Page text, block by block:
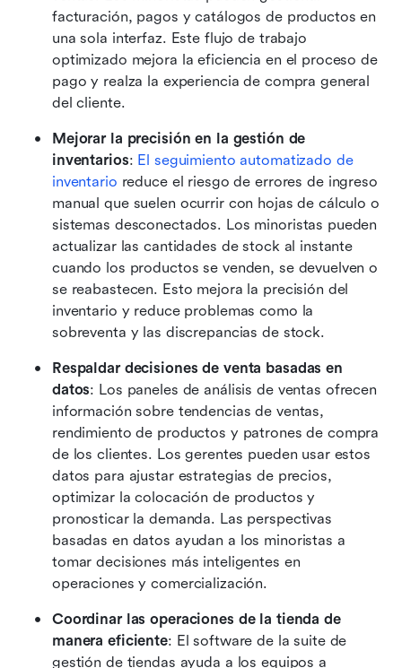
facturación, pagos y catálogos de productos en
una sola interfaz. Este flujo de trabajo
optimizado mejora la eficiencia en el proceso de
pago y realza la experiencia de compra general
del cliente.
Mejorar la precisión en la gestión de
inventarios: El seguimiento automatizado de
inventario reduce el riesgo de errores de ingreso
manual que suelen ocurrir con hojas de cálculo o
sistemas desconectados. Los minoristas pueden
actualizar las cantidades de stock al instante
cuando los productos se venden, se devuelven o
se reabastecen. Esto mejora la precisión del
inventario y reduce problemas como la
sobreventa y las discrepancias de stock.
Respaldar decisiones de venta basadas en
datos: Los paneles de análisis de ventas ofrecen
información sobre tendencias de ventas,
rendimiento de productos y patrones de compra
de los clientes. Los gerentes pueden usar estos
datos para ajustar estrategias de precios,
optimizar la colocación de productos y
pronosticar la demanda. Las perspectivas
basadas en datos ayudan a los minoristas a
tomar decisiones más inteligentes en
operaciones y comercialización.
Coordinar las operaciones de la tienda de
manera eficiente: El software de la suite de
gestión de tiendas ayuda a los equipos a